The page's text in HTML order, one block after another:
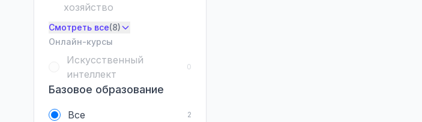
хозяйство
Смотреть все(8)
Онлайн-курсы
Искусственный
интеллект
0
Базовое образование
Все 2